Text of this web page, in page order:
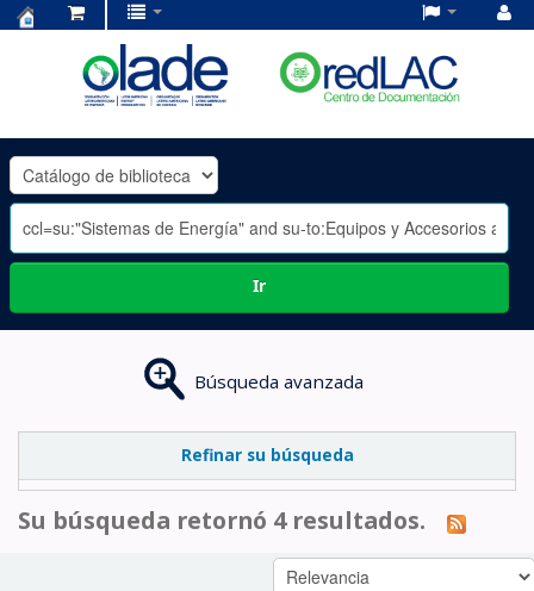
OLADE
-
Ir
Búsqueda avanzada
Refinar su búsqueda
Su búsqueda retornó 4 resultados.